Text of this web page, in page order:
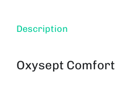
Description
Oxysept Comfort